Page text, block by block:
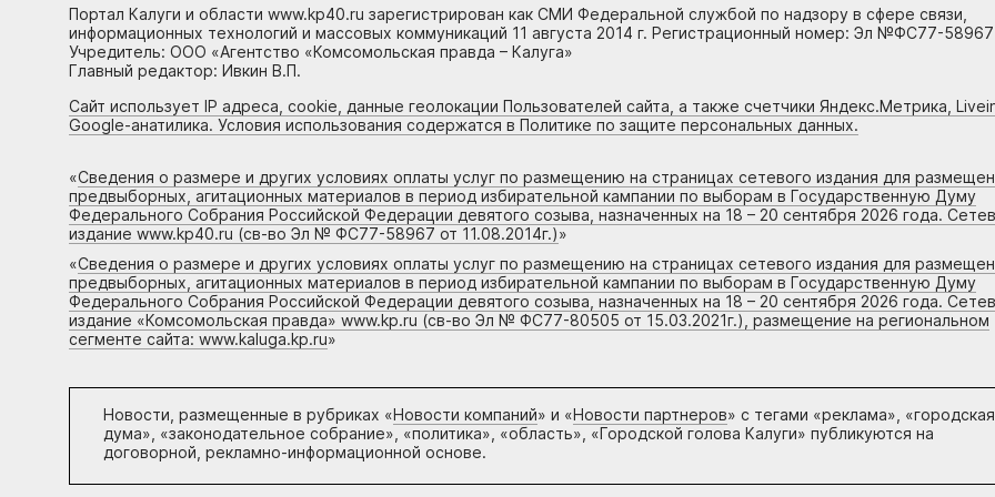
Портал Калуги и области www.kp40.ru зарегистрирован как СМИ Федеральной службой по надзору в сфере связи,
информационных технологий и массовых коммуникаций 11 августа 2014 г. Регистрационный номер: Эл №ФС77-58967
Учредитель: ООО «Агентство «Комсомольская правда – Калуга»
Главный редактор: Ивкин В.П.
Сайт использует IP адреса, cookie, данные геолокации Пользователей сайта, а также счетчики Яндекс.Метрика,
Google-анатилика. Условия использования содержатся в Политике по защите персональных данных.
«Сведения о размере и других условиях оплаты услуг по размещению на страницах сетевого издания для
предвыборных, агитационных материалов в период избирательной кампании по выборам в Государственную Думу
Федерального Собрания Российской Федерации девятого созыва, назначенных на 18 – 20 сентября 2026 года.
издание www.kp40.ru (св-во Эл № ФС77-58967 от 11.08.2014г.)»
«Сведения о размере и других условиях оплаты услуг по размещению на страницах сетевого издания для
предвыборных, агитационных материалов в период избирательной кампании по выборам в Государственную Думу
Федерального Собрания Российской Федерации девятого созыва, назначенных на 18 – 20 сентября 2026 года.
издание «Комсомольская правда» www.kp.ru (св-во Эл № ФС77-80505 от 15.03.2021г.), размещение на региональном
сегменте сайта: www.kaluga.kp.ru»
Новости, размещенные в рубриках «Новости компаний» и «Новости партнеров» с тегами «реклама», «городская
дума», «законодательное собрание», «политика», «область», «Городской голова Калуги» публикуются на
договорной, рекламно-информационной основе.